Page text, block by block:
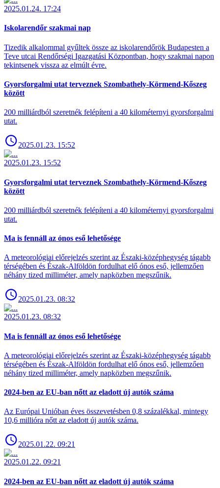
2025.01.24. 17:24
Iskolarendőr szakmai nap
Tizedik alkalommal gyűltek össze az iskolarendőrök Budapesten a
Teve utcai Rendőrségi Igazgatási Központban, hogy szakmai napon
tekintsenek vissza az elmúlt évre.
Gyorsforgalmi utat terveznek Szombathely-Körmend-Kőszeg
között
200 milliárdból szeretnék felépíteni a 40 kilométernyi gyorsforgalmi
utat.
2025.01.23. 15:52
2025.01.23. 15:52
Gyorsforgalmi utat terveznek Szombathely-Körmend-Kőszeg
között
200 milliárdból szeretnék felépíteni a 40 kilométernyi gyorsforgalmi
utat.
Ma is fennáll az ónos eső lehetősége
A meteorológiai előrejelzés szerint az Északi-középhegység tágabb
térségében és Észak-Alföldön fordulhat elő ónos eső, jellemzően
néhány tized milliméter, amely napközben megszűnik.
2025.01.23. 08:32
2025.01.23. 08:32
Ma is fennáll az ónos eső lehetősége
A meteorológiai előrejelzés szerint az Északi-középhegység tágabb
térségében és Észak-Alföldön fordulhat elő ónos eső, jellemzően
néhány tized milliméter, amely napközben megszűnik.
2024-ben az EU-ban nőtt az eladott új autók száma
Az Európai Unióban éves összevetésben 0,8 százalékkal, mintegy
10,6 millióra nőtt az eladott új autók száma.
2025.01.22. 09:21
2025.01.22. 09:21
2024-ben az EU-ban nőtt az eladott új autók száma